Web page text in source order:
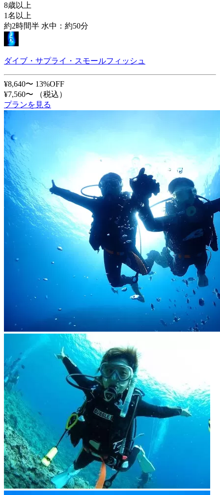
8歳以上
1名以上
約2時間半 水中：約50分
ダイブ・サプライ・スモールフィッシュ
¥8,640〜 13%OFF
¥7,560〜
（税込）
プランを見る